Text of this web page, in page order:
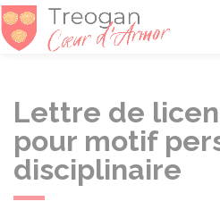
Lettre de
pour motif
disciplinaire